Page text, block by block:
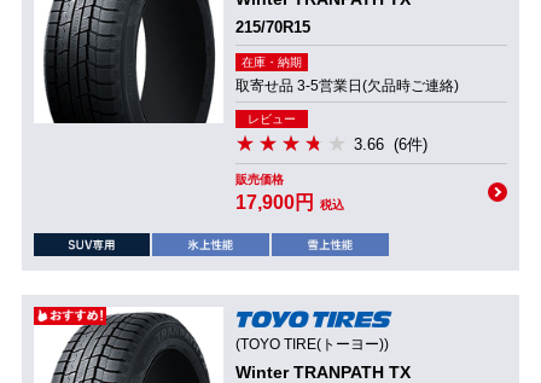
215/70R15
在庫・納期
取寄せ品 3-5営業日(欠品時ご連絡)
レビュー
3.66 (6件)
販売価格
17,900円 税込
(TOYO TIRE(トーヨー))
Winter TRANPATH TX